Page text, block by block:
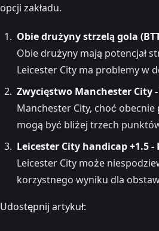
opcji zakładu.
Obie drużyny strzelą gola
Obie drużyny mają potencjał
Leicester City ma problemy w
Zwycięstwo Manchester City
Manchester City, choć
mogą być bliżej trzech
Leicester City handicap +1.5 -
Leicester City może
korzystnego wyniku dla
Udostępnij artykuł: